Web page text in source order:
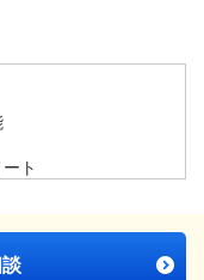
ト